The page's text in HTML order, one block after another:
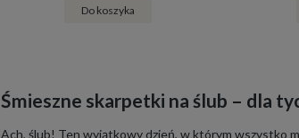
Do koszyka
Śmieszne skarpetki na ślub – dla
Ach, ślub! Ten wyjątkowy dzień, w którym wszystko